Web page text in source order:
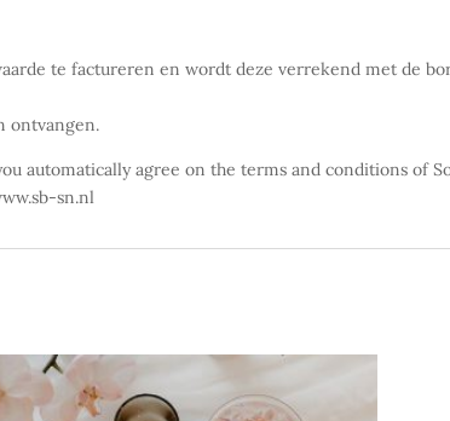
te factureren en wordt deze verrekend met de
ontvangen.
automatically agree on the terms and conditions of
sn.nl